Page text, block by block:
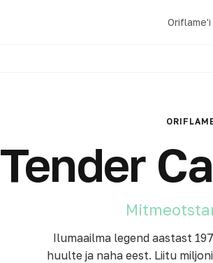
Tender
Ilumaailma legend aastast
huulte ja naha eest. Liitu